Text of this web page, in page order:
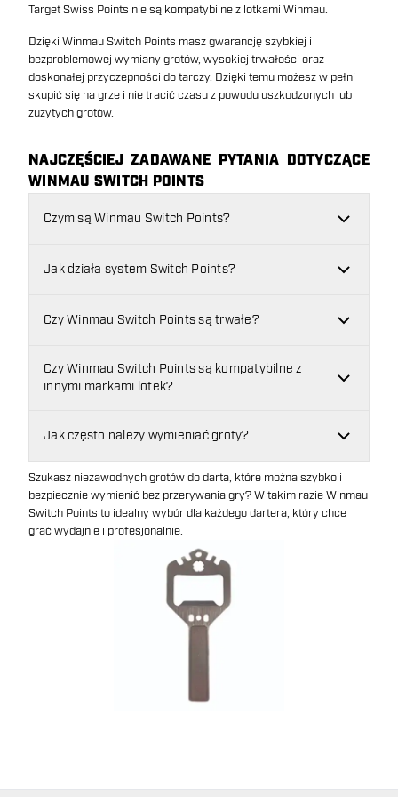
Target Swiss Points nie są kompatybilne z lotkami Winmau.
Dzięki Winmau Switch Points masz gwarancję szybkiej i
bezproblemowej wymiany grotów, wysokiej trwałości oraz
doskonałej przyczepności do tarczy. Dzięki temu możesz w pełni
skupić się na grze i nie tracić czasu z powodu uszkodzonych lub
zużytych grotów.
NAJCZĘŚCIEJ ZADAWANE PYTANIA DOTYCZĄCE
WINMAU SWITCH POINTS
Czym są Winmau Switch Points?
Jak działa system Switch Points?
Czy Winmau Switch Points są trwałe?
Czy Winmau Switch Points są kompatybilne z
innymi markami lotek?
Jak często należy wymieniać groty?
Szukasz niezawodnych grotów do darta, które można szybko i
bezpiecznie wymienić bez przerywania gry? W takim razie Winmau
Switch Points to idealny wybór dla każdego dartera, który chce
grać wydajnie i profesjonalnie.